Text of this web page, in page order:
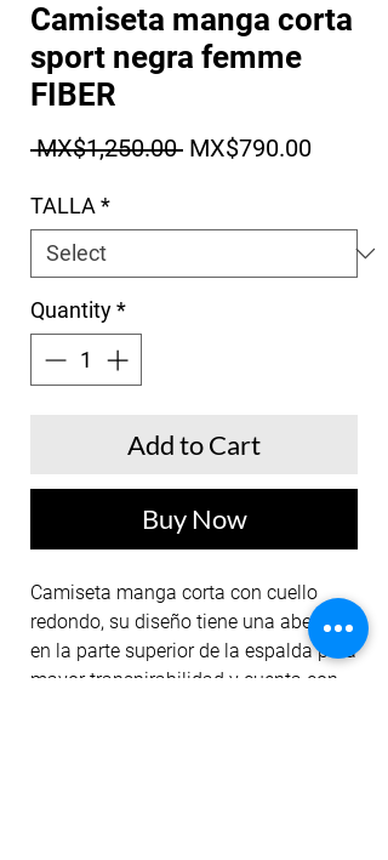
Camiseta manga corta
sport negra femme
FIBER
MX$1,250.00 Regular Price
MX$790.00Sale
TALLA *
Quantity*
Add to Cart
Buy Now
Camiseta manga corta con cuello
redondo, su diseño tiene una abertura
en la parte superior de la espalda para
mayor transpirabilidad y cuenta con